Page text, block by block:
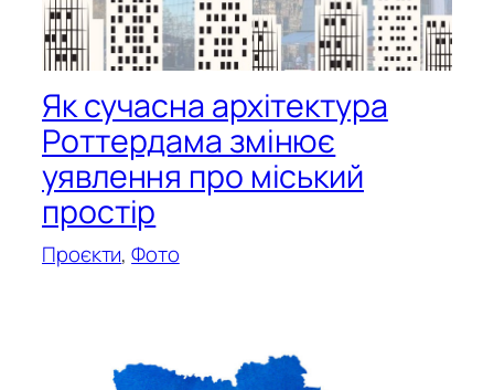
Як сучасна архітектура
Роттердама змінює
уявлення про міський
простір
Проєкти, Фото